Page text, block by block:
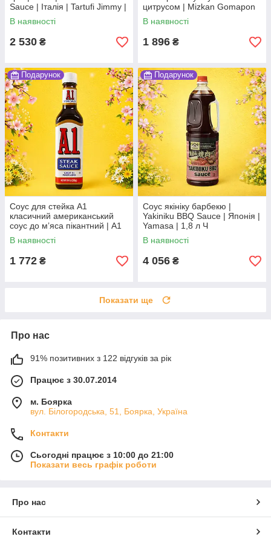
Sauce | Італія | Tartufi Jimmy |
100 мл | пікантний соус з
ароматом трюфеля По
В наявності
2 530 ₴
цитрусом | Mizkan Gomapon
Sesame Citrus Soy Sauce |
Японія | Mizkan | 350 мл По
В наявності
1 896 ₴
Подарунок
Соус для стейка А1
класичний американський
соус до мʼяса пікантний | A1
Steak Sauce | США | Kraft |
283 г | класичний По
В наявності
1 772 ₴
Подарунок
Соус якініку барбекю |
Yakiniku BBQ Sauce | Японія |
Yamasa | 1,8 л Ч
В наявності
4 056 ₴
Показати ще
Про нас
91% позитивних з 122 відгуків за рік
Працює з 30.07.2014
м. Боярка
вул. Білогородська, 51, Боярка, Україна
Контакти
Сьогодні працює з 10:00 до 21:00
Показати весь графік роботи
Про нас
Контакти